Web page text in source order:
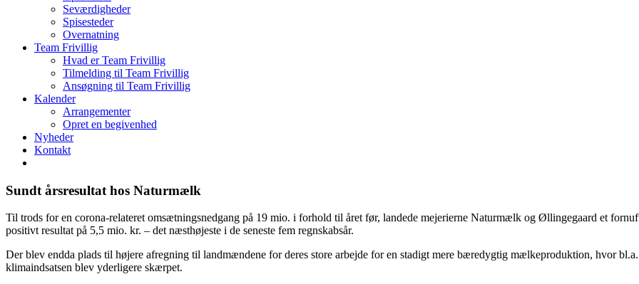
Seværdigheder
Spisesteder
Overnatning
Team Frivillig
Hvad er Team Frivillig
Tilmelding til Team Frivillig
Ansøgning til Team Frivillig
Kalender
Arrangementer
Opret en begivenhed
Nyheder
Kontakt
Sundt årsresultat hos Naturmælk
Til trods for en corona-relateret omsætningsnedgang på 19 mio. i forhold til året før, landede mejerierne Naturmælk og Øllingegaard et
positivt resultat på 5,5 mio. kr. – det næsthøjeste i de seneste fem regnskabsår.
Der blev endda plads til højere afregning til landmændene for deres store arbejde for en stadigt mere bæredygtig mælkeproduktion, hvor bl.a.
klimaindsatsen blev yderligere skærpet.